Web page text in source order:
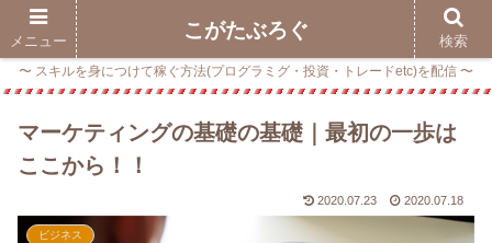
〜 スキルを身につけて稼ぐ方法(プログラミグ・投資・トレードetc)を配信 〜
マーケティングの基礎の基礎｜最初の一歩は
ここから！！
2020.07.23 2020.07.18
ビジネス
メニュー こがたぶろぐ 検索